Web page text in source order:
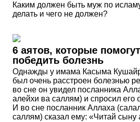
Каким должен быть муж по
делать и чего не должен?
6 аятов, которые
победить болезнь
Однажды у имама Касыма
был очень расстроен болезнью
во сне он увидел посланника
алейхи ва саллям) и спросил его
И во сне посланник Аллаха
саллям) сказал ему: «Читай